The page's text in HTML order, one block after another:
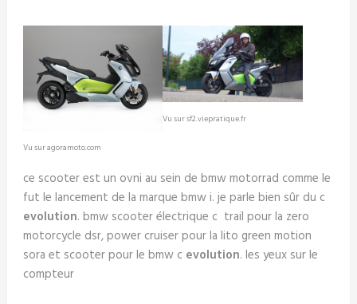
Vu sur agoramoto.com
Vu sur sf2.viepratique.fr
ce scooter est un ovni au sein de bmw motorrad comme le
fut le lancement de la marque bmw i. je parle bien sûr du c
evolution. bmw scooter électrique c trail pour la zero
motorcycle dsr, power cruiser pour la lito green motion
sora et scooter pour le bmw c evolution. les yeux sur le
compteur